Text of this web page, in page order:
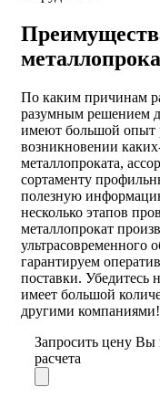
По каким причинам
разумным решением
имеют большой опыт
возникновении
металлопроката,
сортаменту
полезную
несколько этапов
металлопрокат
ультрасовременного
гарантируем
поставки. Убедитесь
имеет большой
другими компаниями!
Запросить цену Вы
расчета